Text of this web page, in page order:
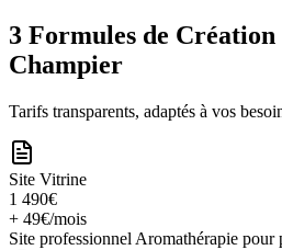
3 Formules de
Champier
Tarifs transparents, adaptés à vos
Site Vitrine
1 490€
+ 49€/mois
Site professionnel Aromathérapie pour